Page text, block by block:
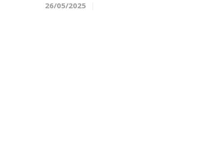
26/05/2025